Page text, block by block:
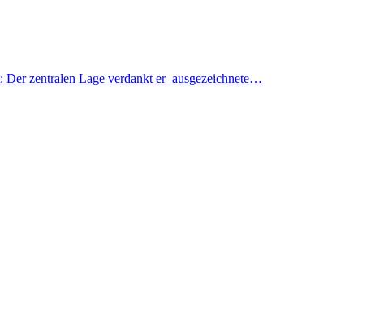
Der zentralen Lage verdankt er ausgezeichnete…